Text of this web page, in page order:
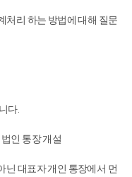
처리 하는 방법에 대해 질문
다.
인 통장 개설
닌 대표자 개인 통장에서 먼